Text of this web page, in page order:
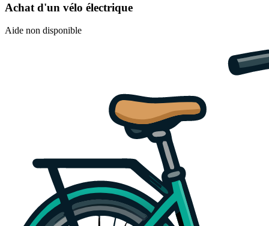
Achat d'un vélo électrique
Aide non disponible